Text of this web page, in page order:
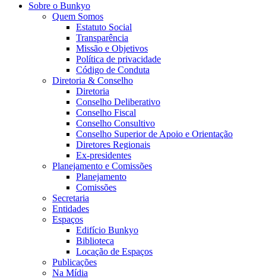
Sobre o Bunkyo
Quem Somos
Estatuto Social
Transparência
Missão e Objetivos
Política de privacidade
Código de Conduta
Diretoria & Conselho
Diretoria
Conselho Deliberativo
Conselho Fiscal
Conselho Consultivo
Conselho Superior de Apoio e Orientação
Diretores Regionais
Ex-presidentes
Planejamento e Comissões
Planejamento
Comissões
Secretaria
Entidades
Espaços
Edifício Bunkyo
Biblioteca
Locação de Espaços
Publicações
Na Mídia